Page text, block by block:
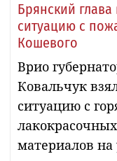
Брянский
ситуацию с
Кошевого
Врио
Ковальчук
ситуацию с
материалов